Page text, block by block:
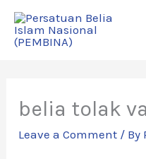
Skip
belia tolak
Leave a Comment / By